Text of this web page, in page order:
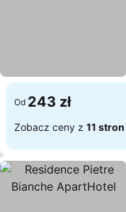
Od 243 zł
Zobacz ceny z 11 stron